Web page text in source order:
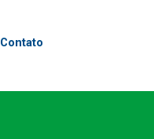
Contato